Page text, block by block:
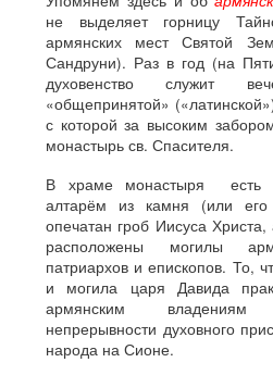
не выделяет горницу
армянских мест Святой
Сандруни). Раз в год (на
духовенство служит
«общепринятой»
с которой за высоким
монастырь св. Спасителя.
В храме монастыря есть
алтарём из камня (или
опечатан гроб Иисуса
расположены могилы
патриархов и епископов. То,
и могила царя Давида
армянским
непрерывности духовного
народа на Сионе.